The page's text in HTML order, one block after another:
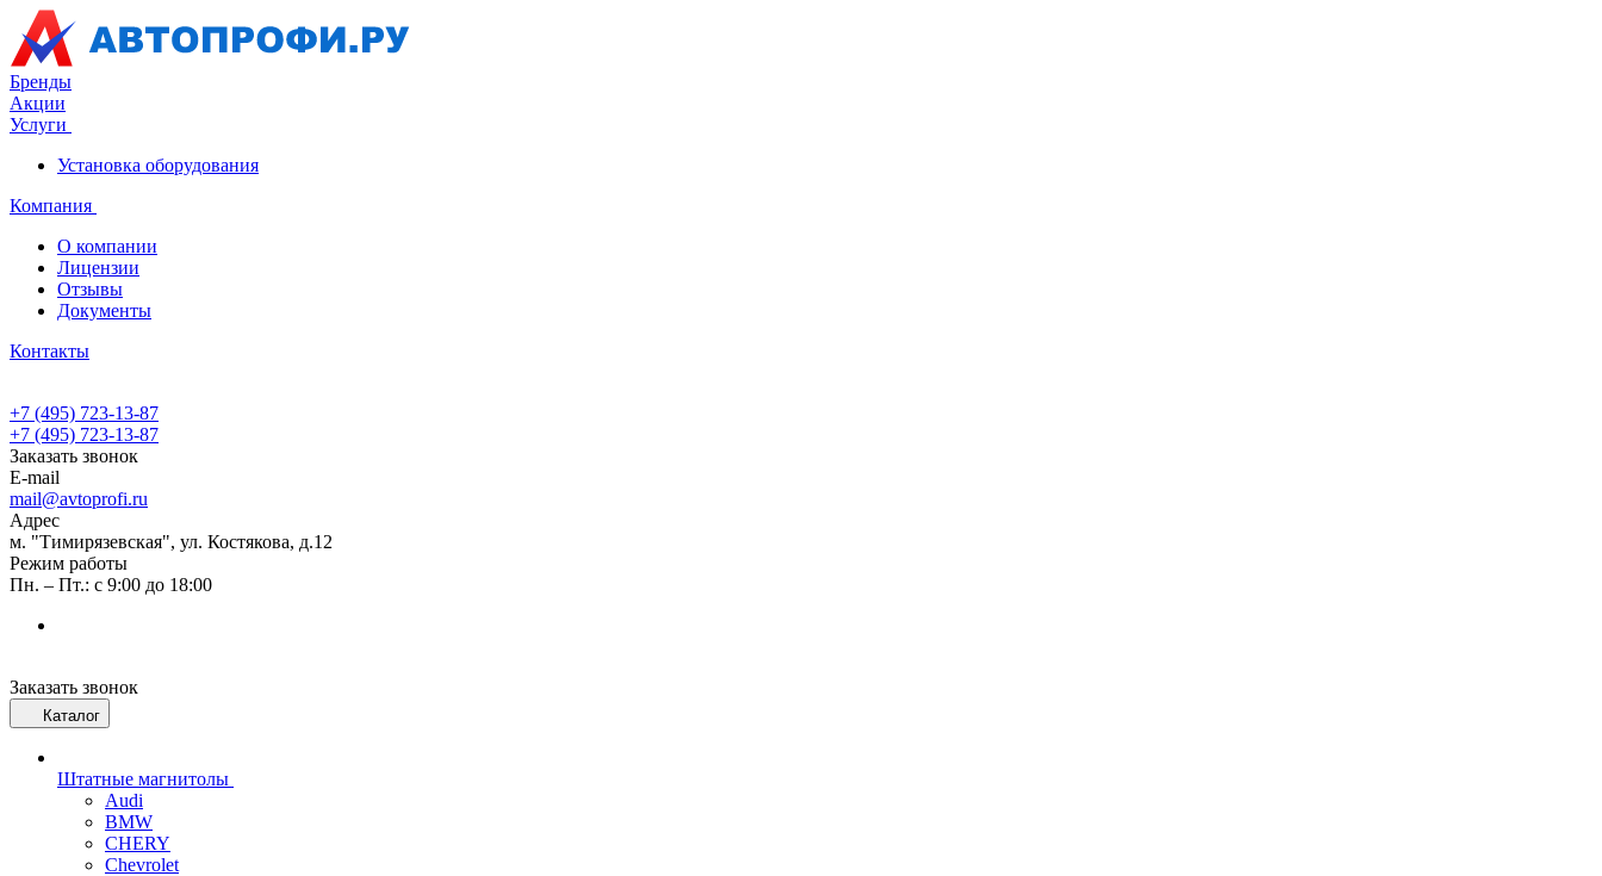
Бренды
Акции
Услуги
Установка оборудования
Компания
О компании
Лицензии
Отзывы
Документы
Контакты
+7 (495) 723-13-87
+7 (495) 723-13-87
Заказать звонок
E-mail
mail@avtoprofi.ru
Адрес
м. "Тимирязевская", ул. Костякова, д.12
Режим работы
Пн. – Пт.: с 9:00 до 18:00
Заказать звонок
Каталог
Штатные магнитолы
Audi
BMW
CHERY
Chevrolet